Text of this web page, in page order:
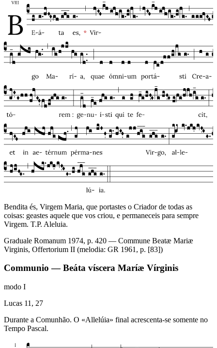
Bendita és, Virgem Maria, que portastes o Criador de todas as
coisas: geastes aquele que vos criou, e permaneceis para sempre
Virgem. T.P. Aleluia.
Graduale Romanum 1974, p. 420 — Commune Beatæ Mariæ
Virginis, Offertorium II (melodia: GR 1961, p. [83])
Communio — Beáta víscera Maríæ Vírginis
modo I
Lucas 11, 27
Durante a Comunhão. O «Allelúia» final acrescenta-se somente no
Tempo Pascal.